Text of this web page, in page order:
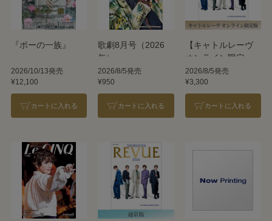
『ポーの一族』
2026/10/13発売
¥12,100
カートに入れる
歌劇8月号（2026
年）
2026/8/5発売
¥950
カートに入れる
【キャトルレーヴ
オンライン限定
版】TAKARAZUKA
REVUE 2026
2026/8/5発売
¥3,300
カートに入れる